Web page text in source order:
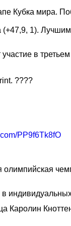
Кубка мира.
1).
в
????
PP9f6Tk8fO
индивидуальных
Каролин